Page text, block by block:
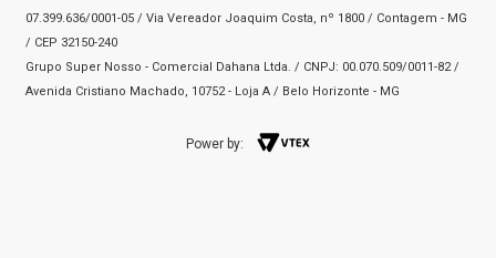
07.399.636/0001-05 / Via Vereador Joaquim Costa, nº 1800 / Contagem - MG
/ CEP 32150-240
Grupo Super Nosso - Comercial Dahana Ltda. / CNPJ: 00.070.509/0011-82 /
Avenida Cristiano Machado, 10752 - Loja A / Belo Horizonte - MG
Power by: